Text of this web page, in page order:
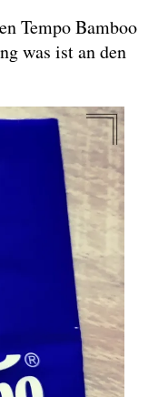
Tempo Bamboo
was ist an den